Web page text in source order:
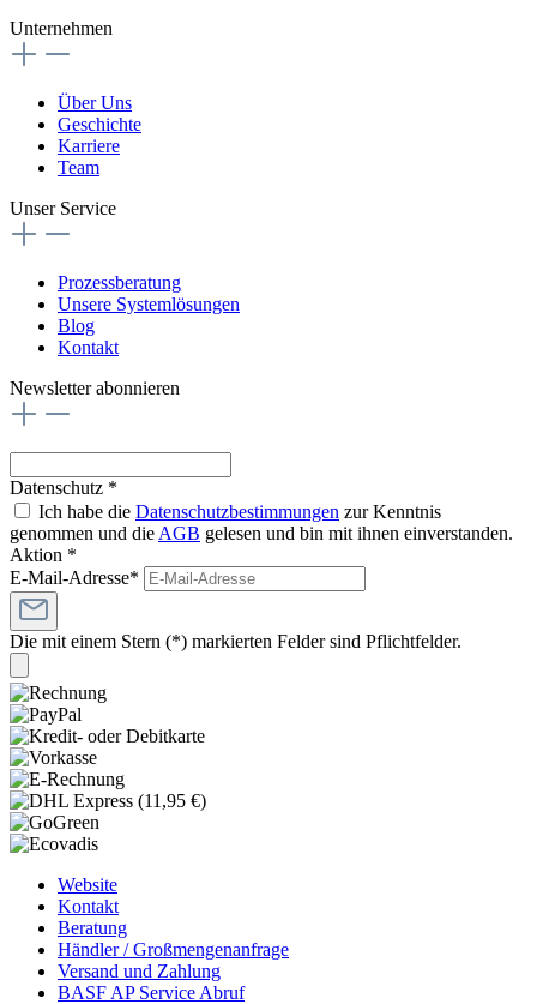
Unternehmen
Über Uns
Geschichte
Karriere
Team
Unser Service
Prozessberatung
Unsere Systemlösungen
Blog
Kontakt
Newsletter abonnieren
Datenschutz *
Ich habe die Datenschutzbestimmungen zur Kenntnis
genommen und die AGB gelesen und bin mit ihnen einverstanden.
Aktion *
E-Mail-Adresse*
Die mit einem Stern (*) markierten Felder sind Pflichtfelder.
Website
Kontakt
Beratung
Händler / Großmengenanfrage
Versand und Zahlung
BASF AP Service Abruf